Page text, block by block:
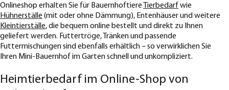
Onlineshop erhalten Sie für Bauernhoftiere
Tierbedarf wie
Hühnerställe (mit oder ohne Dämmung), Entenhäuser und weitere
Kleintierställe, die bequem online bestellt und direkt zu Ihnen
geliefert werden. Futtertröge, Tränken und passende
Futtermischungen sind ebenfalls erhältlich – so verwirklichen Sie
Ihren Mini-Bauernhof im Garten schnell und unkompliziert.
Heimtierbedarf im Online-Shop von